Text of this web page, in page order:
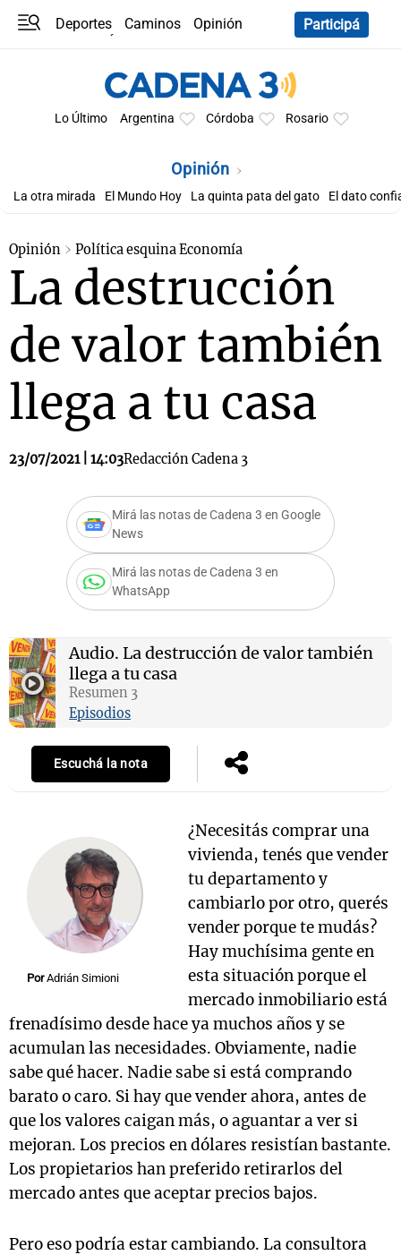
Deportes Caminos
Opinión
Participá
Lo Último Argentina Córdoba Rosario
Opinión
La otra mirada El Mundo Hoy La quinta pata del gato El dato
Opinión Política esquina Economía
La destrucción
de valor también
llega a tu casa
23/07/2021 | 14:03Redacción Cadena 3
Mirá las notas de Cadena 3 en Google
News
Mirá las notas de Cadena 3 en
WhatsApp
Audio. La destrucción de valor también
llega a tu casa
Resumen 3
Episodios
Escuchá la nota
Por Adrián Simioni
¿Necesitás comprar una
vivienda, tenés que vender
tu departamento y
cambiarlo por otro, querés
vender porque te mudás?
Hay muchísima gente en
esta situación porque el
mercado inmobiliario está
frenadísimo desde hace ya muchos años y se
acumulan las necesidades. Obviamente, nadie
sabe qué hacer. Nadie sabe si está comprando
barato o caro. Si hay que vender ahora, antes de
que los valores caigan más, o aguantar a ver si
mejoran. Los precios en dólares resistían bastante.
Los propietarios han preferido retirarlos del
mercado antes que aceptar precios bajos.
Pero eso podría estar cambiando. La consultora
Notas
Mundial 2026
Notas
La Sole en
Cadena 3